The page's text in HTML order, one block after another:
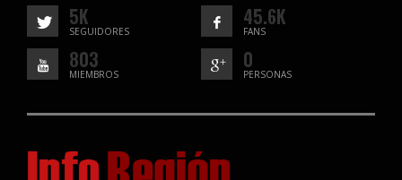
5K
SEGUIDORES
45.6K
FANS
803
MIEMBROS
0
PERSONAS